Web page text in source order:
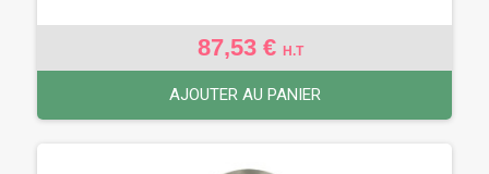
87,53 € H.T
AJOUTER AU PANIER